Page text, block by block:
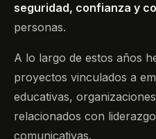
seguridad, confianza y
personas.
A lo largo de estos años
proyectos vinculados a
educativas,
relacionados con
comunicativas.